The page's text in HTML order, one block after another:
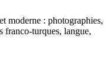
moderne : photographies,
franco-turques, langue,